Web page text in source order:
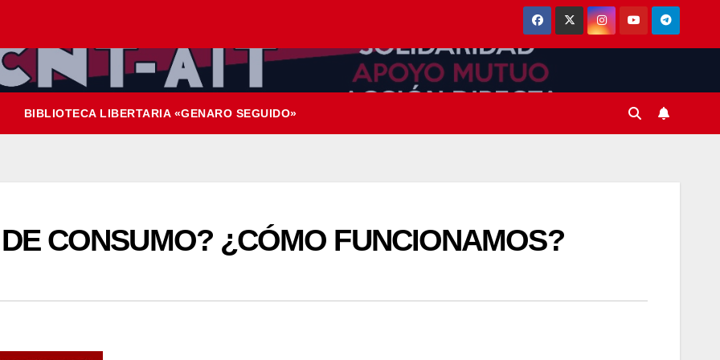
BIBLIOTECA LIBERTARIA «GENARO SEGUIDO»
CONSUMO? ¿CÓMO FUNCIONAMOS?